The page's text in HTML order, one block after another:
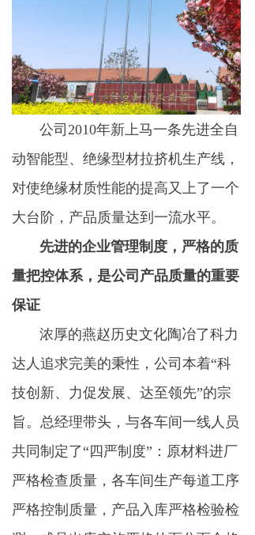
公司2010年新上马一条先进全自
动智能型、绝缘型材拉挤机生产线，
对使绝缘材质性能的提高又上了一个
大台阶，产品质量达到一流水平。
先进的企业管理制度，严格的质
量把控体系，是公司产品质量的重要
保证
浓厚的燕赵历史文化陶冶了科力
达人追求完美的秉性，公司本着“科
技创新、力促发展、达至领先”的宗
旨。总经理带头，与各车间一线人员
共同制定了“四严制度”：原材料进厂
严格检查质量，各车间生产每道工序
严格控制质量，产品入库严格检验检